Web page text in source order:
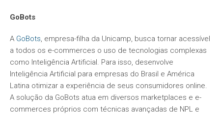
GoBots
A GoBots, empresa-filha da Unicamp, busca tornar acessível
a todos os e-commerces o uso de tecnologias complexas
como Inteligência Artificial. Para isso, desenvolve
Inteligência Artificial para empresas do Brasil e América
Latina otimizar a experiência de seus consumidores online.
A solução da GoBots atua em diversos marketplaces e e-
commerces próprios com técnicas avançadas de NPL e